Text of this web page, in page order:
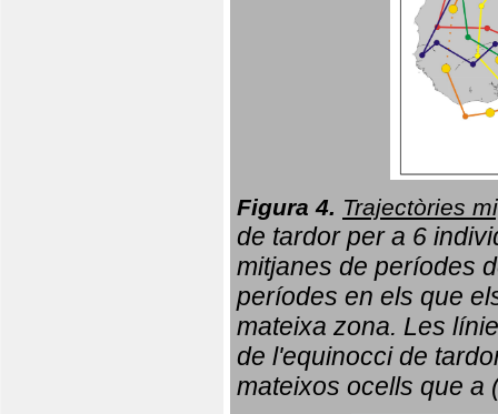
Figura 4. Trajectòries
de tardor per a 6
mitjanes de períodes
períodes en els que
mateixa zona. Les
de l'equinocci de
mateixos ocells que a